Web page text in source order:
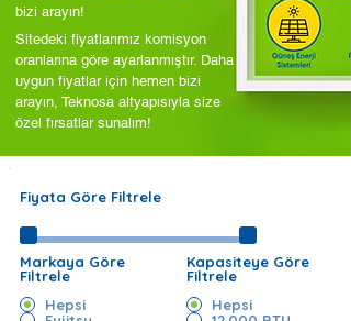
bizi arayın!
Sitedeki fiyatlarımız komisyon
oranlarına göre ayarlanmıştır. Daha
uygun fiyatlar için hemen bizi
arayın, Teknosa altyapısıyla size
özel fırsatlar sunalım!
Fiyata Göre Filtrele
Markaya Göre
Filtrele
Hepsi
Kapasiteye Göre
Filtrele
Hepsi